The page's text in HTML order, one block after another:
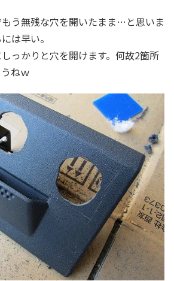
う無残な穴を開いたまま…と思いま
は早い。
っかりと穴を開けます。何故2箇所
ねｗ